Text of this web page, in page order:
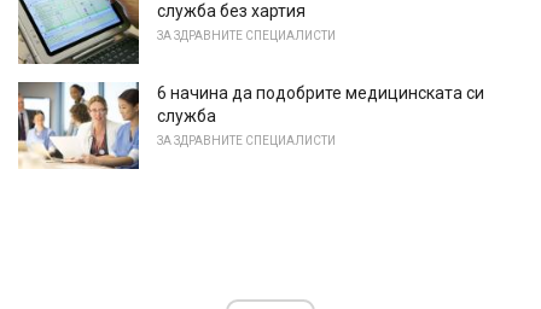
служба без хартия
ЗА ЗДРАВНИТЕ СПЕЦИАЛИСТИ
6 начина да подобрите медицинската си
служба
ЗА ЗДРАВНИТЕ СПЕЦИАЛИСТИ